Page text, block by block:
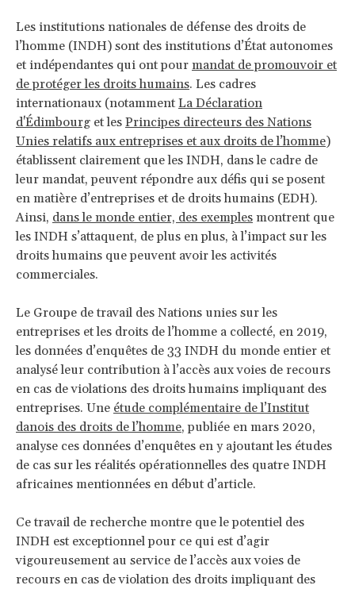
Les institutions nationales de défense des droits de
l’homme (INDH) sont des institutions d’État autonomes
et indépendantes qui ont pour mandat de promouvoir et
de protéger les droits humains. Les cadres
internationaux (notamment La Déclaration
d'Édimbourg et les Principes directeurs des Nations
Unies relatifs aux entreprises et aux droits de l’homme)
établissent clairement que les INDH, dans le cadre de
leur mandat, peuvent répondre aux défis qui se posent
en matière d’entreprises et de droits humains (EDH).
Ainsi, dans le monde entier, des exemples montrent que
les INDH s’attaquent, de plus en plus, à l’impact sur les
droits humains que peuvent avoir les activités
commerciales.
Le Groupe de travail des Nations unies sur les
entreprises et les droits de l’homme a collecté, en 2019,
les données d’enquêtes de 33 INDH du monde entier et
analysé leur contribution à l’accès aux voies de recours
en cas de violations des droits humains impliquant des
entreprises. Une étude complémentaire de l’Institut
danois des droits de l’homme, publiée en mars 2020,
analyse ces données d’enquêtes en y ajoutant les études
de cas sur les réalités opérationnelles des quatre INDH
africaines mentionnées en début d’article.
Ce travail de recherche montre que le potentiel des
INDH est exceptionnel pour ce qui est d’agir
vigoureusement au service de l’accès aux voies de
recours en cas de violation des droits impliquant des